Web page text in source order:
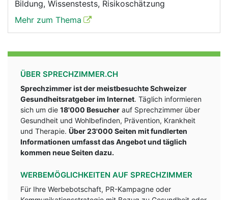
Bildung, Wissenstests, Risikoschätzung
Mehr zum Thema
ÜBER SPRECHZIMMER.CH
Sprechzimmer ist der meistbesuchte Schweizer
Gesundheitsratgeber im Internet. Täglich informieren
sich um die 18'000 Besucher auf Sprechzimmer über
Gesundheit und Wohlbefinden, Prävention, Krankheit
und Therapie. Über 23'000 Seiten mit fundlerten
Informationen umfasst das Angebot und täglich
kommen neue Seiten dazu.
WERBEMÖGLICHKEITEN AUF SPRECHZIMMER
Für Ihre Werbebotschaft, PR-Kampagne oder